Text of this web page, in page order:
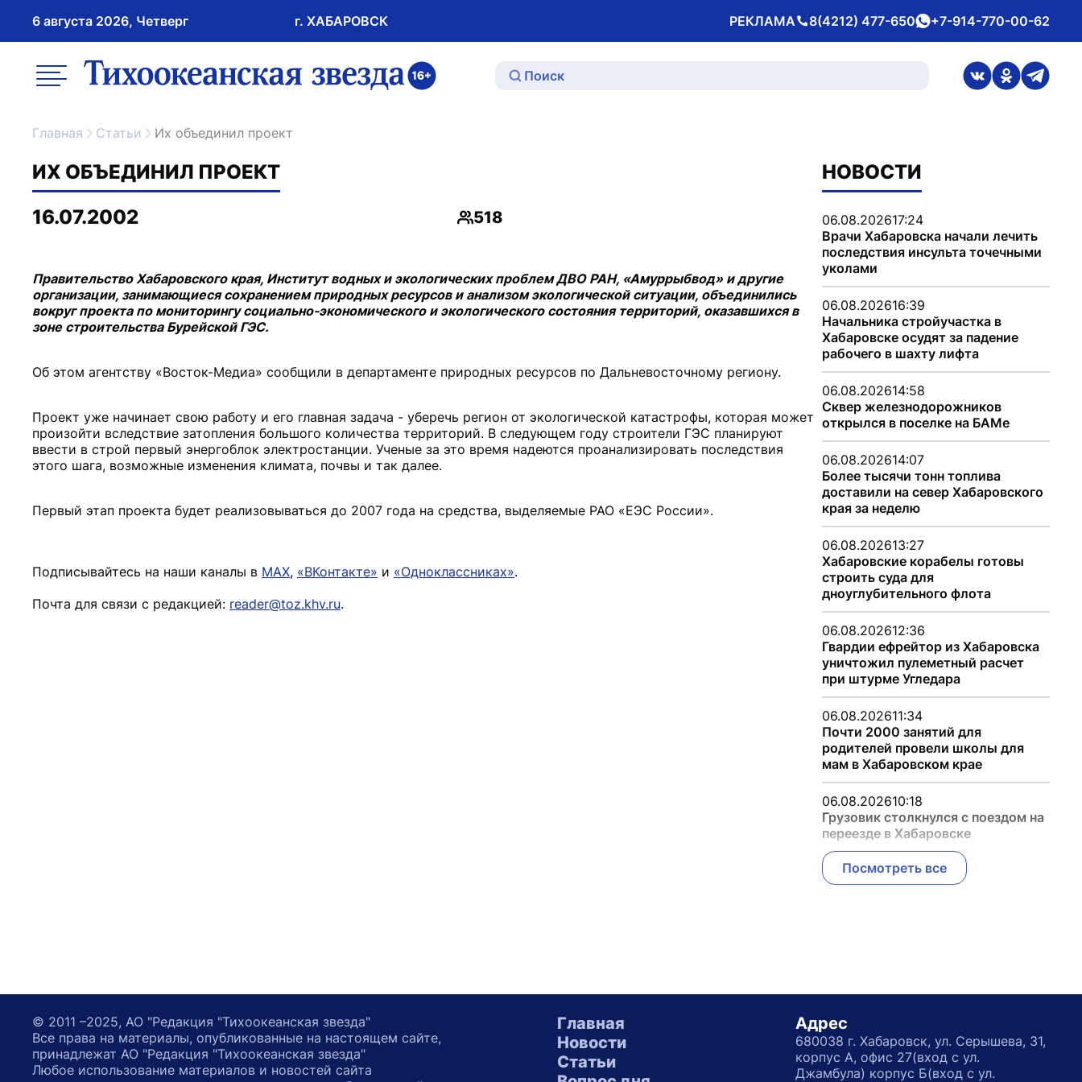
6 августа 2026, Четверг г. ХАБАРОВСК РЕКЛАМА
Телефон 8(4212) 477-650whatsApp
+7-914-770-00-62
меню ссылка на главную
ссылка на
ссылка на
Главная Статьи Их объединил проект
ИХ ОБЪЕДИНИЛ ПРОЕКТ
16.07.2002
Просмотры
518
Правительство Хабаровского края, Институт водных и экологических проблем ДВО РАН, «Амуррыбвод» и другие
организации, занимающиеся сохранением природных ресурсов и анализом экологической ситуации, объединились
вокруг проекта по мониторингу социально-экономического и экологического состояния территорий, оказавшихся в
зоне строительства Бурейской ГЭС.
Об этом агентству «Восток-Медиа» сообщили в департаменте природных ресурсов по Дальневосточному региону.
Проект уже начинает свою работу и его главная задача - уберечь регион от экологической катастрофы, которая может
произойти вследствие затопления большого количества территорий. В следующем году строители ГЭС планируют
ввести в строй первый энергоблок электростанции. Ученые за это время надеются проанализировать последствия
этого шага, возможные изменения климата, почвы и так далее.
Первый этап проекта будет реализовываться до 2007 года на средства, выделяемые РАО «ЕЭС России».
Подписывайтесь на наши каналы в MAX, «ВКонтакте» и «Одноклассниках».
Почта для связи с редакцией: reader@toz.khv.ru.
НОВОСТИ
06.08.202617:24
Врачи Хабаровска начали лечить
последствия инсульта точечными
уколами
06.08.202616:39
Начальника стройучастка в
Хабаровске осудят за падение
рабочего в шахту лифта
06.08.202614:58
Сквер железнодорожников
открылся в поселке на БАМе
06.08.202614:07
Более тысячи тонн топлива
доставили на север Хабаровского
края за неделю
06.08.202613:27
Хабаровские корабелы готовы
строить суда для
дноуглубительного флота
06.08.202612:36
Гвардии ефрейтор из Хабаровска
уничтожил пулеметный расчет
при штурме Угледара
06.08.202611:34
Почти 2000 занятий для
родителей провели школы для
мам в Хабаровском крае
06.08.202610:18
Грузовик столкнулся с поездом на
переезде в Хабаровске
Посмотреть все
Главная
Новости
Статьи
Адрес
680038 г. Хабаровск, ул. Серышева, 31,
корпус А, офис 27(вход с ул.
Джамбула) корпус Б(вход с ул.
© 2011 –2025, АО "Редакция "Тихоокеанская звезда"
Все права на материалы, опубликованные на настоящем сайте,
принадлежат АО "Редакция "Тихоокеанская звезда"
Любое использование материалов и новостей сайта